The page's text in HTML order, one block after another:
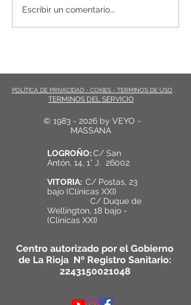
Escribir un comentario...
POLÍTICA DE PRIVACIDAD - COKIES - TERMINOS DE USO
TERMINOS DEL SERVICIO
© 1983 - 2026by VEYO -
MASSANA
LOGROÑO:C/ San
Antón, 14, 1° J. 26002
VITORIA: C/ Postas, 23
bajo (Clínicas XXI)
C/ Duque de
Wellington, 18 bajo -
(Clínicas XXI)
Centro autorizado por el Gobierno
de La Rioja Nº Registro Sanitario:
2243150021048